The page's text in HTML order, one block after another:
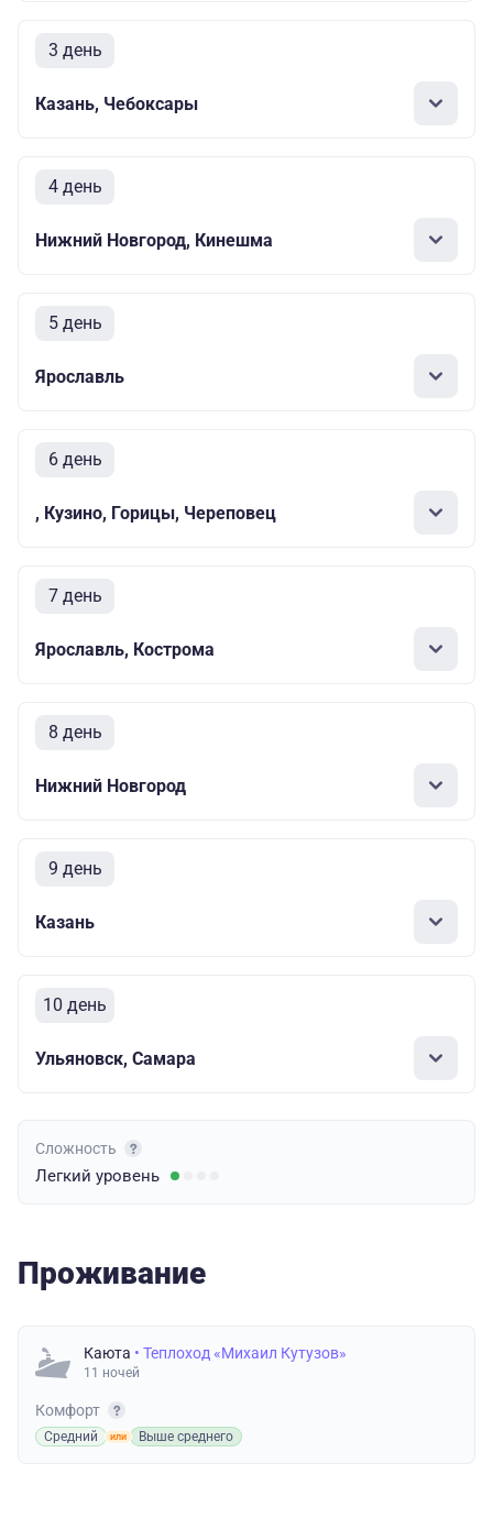
3 день
Казань, Чебоксары
4 день
Нижний Новгород, Кинешма
5 день
Ярославль
6 день
, Кузино, Горицы, Череповец
7 день
Ярославль, Кострома
8 день
Нижний Новгород
9 день
Казань
10 день
Ульяновск, Самара
Сложность
Легкий уровень
Проживание
Каюта • Теплоход «Михаил Кутузов»
11 ночей
Комфорт
Средний Выше среднего